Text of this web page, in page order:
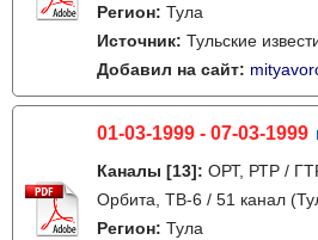
Регион: Тула
Источник: Тульские
Добавил на сайт:
01-03-1999 - 07-03-1999
Каналы [13]: ОРТ, РТР /
Орбита, ТВ-6 / 51 канал
Регион: Тула